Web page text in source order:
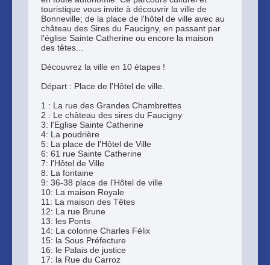
touristique vous invite à découvrir la ville de
Bonneville; de la place de l'hôtel de ville avec au
château des Sires du Faucigny, en passant par
l'église Sainte Catherine ou encore la maison
des têtes...
Découvrez la ville en 10 étapes !
Départ : Place de l'Hôtel de ville.
1 : La rue des Grandes Chambrettes
2 : Le château des sires du Faucigny
3: l'Eglise Sainte Catherine
4: La poudrière
5: La place de l'Hôtel de Ville
6: 61 rue Sainte Catherine
7: l'Hôtel de Ville
8: La fontaine
9: 36-38 place de l'Hôtel de ville
10: La maison Royale
11: La maison des Têtes
12: La rue Brune
13: les Ponts
14: La colonne Charles Félix
15: la Sous Préfecture
16: le Palais de justice
17: la Rue du Carroz